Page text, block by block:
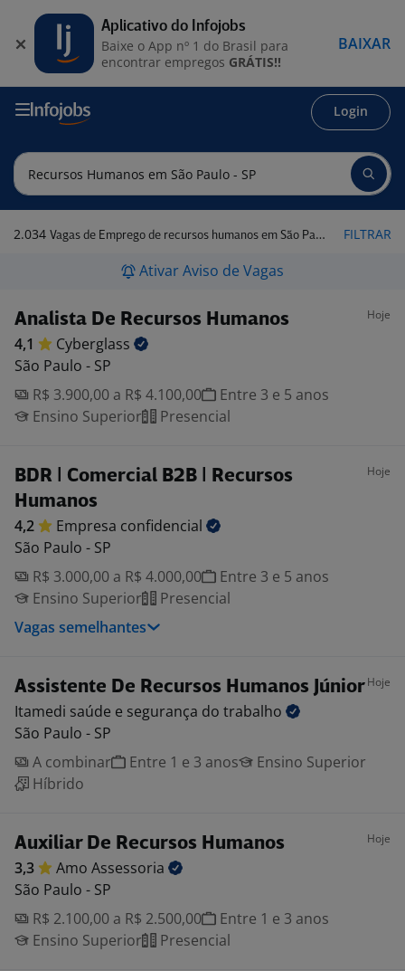
Login
2.034 Vagas de Emprego de recursos humanos em São Paulo - SP FILTRAR
Ativar Aviso de Vagas
Analista De Recursos Humanos Hoje
4,1
Cyberglass
São Paulo - SP
R$ 3.900,00 a R$ 4.100,00
Entre 3 e 5 anos
Ensino Superior
Presencial
BDR | Comercial B2B | Recursos
Humanos
Hoje
4,2 Empresa confidencial
São Paulo - SP
R$ 3.000,00 a R$ 4.000,00
Entre 3 e 5 anos
Ensino Superior
Presencial
Vagas semelhantes
Assistente De Recursos Humanos JúniorHoje
Itamedi saúde e segurança do trabalho
São Paulo - SP
A combinar
Entre 1 e 3 anos
Ensino Superior
Híbrido
Auxiliar De Recursos Humanos Hoje
3,3 Amo Assessoria
São Paulo - SP
R$ 2.100,00 a R$ 2.500,00
Entre 1 e 3 anos
Ensino Superior
Presencial
Aplicativo do Infojobs
Baixe o App nº 1 do Brasil para
encontrar empregos GRÁTIS!!
BAIXAR